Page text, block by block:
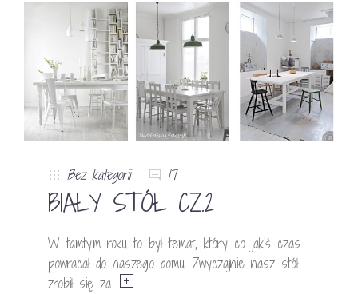
Bez kategorii 17
BIAŁY STÓŁ CZ.2
W tamtym roku to był temat, który co jakiś czas
powracał do naszego domu. Zwyczajnie nasz stół
zrobił się za